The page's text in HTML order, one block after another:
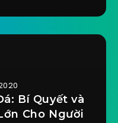
Bí Quyết và
Cho Người